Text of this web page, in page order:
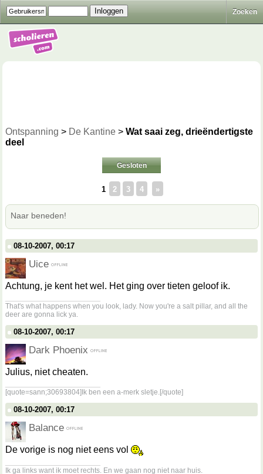
Zoeken
Ontspanning > De Kantine > Wat saai zeg, drieëndertigste
deel
Gesloten
1 2 3 4 »
Naar beneden!
08-10-2007, 00:17
Uice
Achtung, je kent het wel. Het ging over tieten geloof ik.
That's what happens when you look, lady. Now you're a salt pillar, and all the
deer are gonna lick ya.
08-10-2007, 00:17
Dark Phoenix
Julius, niet cheaten.
[quote=sann;30693804]Ik ben een a-merk sletje.[/quote]
08-10-2007, 00:17
Balance
De vorige is nog niet eens vol
Ik ga links want ik moet rechts. En we gaan nog niet naar huis.